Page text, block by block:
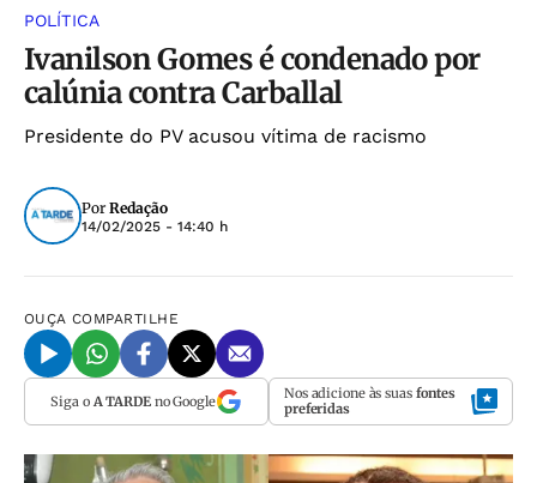
POLÍTICA
Ivanilson Gomes é condenado por
calúnia contra Carballal
Presidente do PV acusou vítima de racismo
Por Redação
14/02/2025 - 14:40 h
OUÇA COMPARTILHE
Siga o A TARDEno Google Nos adicione às suas fontes
preferidas